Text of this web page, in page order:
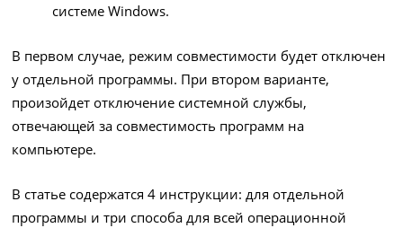
системе Windows.
В первом случае, режим совместимости будет отключен
у отдельной программы. При втором варианте,
произойдет отключение системной службы,
отвечающей за совместимость программ на
компьютере.
В статье содержатся 4 инструкции: для отдельной
программы и три способа для всей операционной